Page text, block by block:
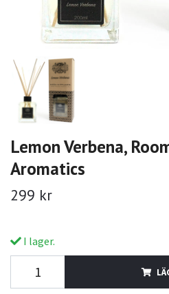
Lemon Verbena,
Aromatics
299 kr
I lager.